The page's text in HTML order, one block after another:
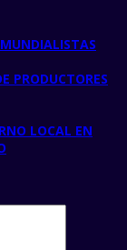
PRODUCTORES
LOCAL EN